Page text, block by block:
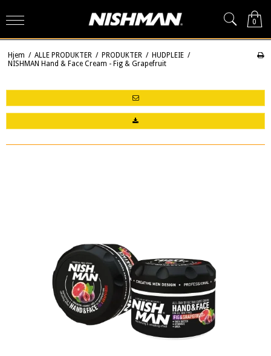
0
Hjem / ALLE PRODUKTER / PRODUKTER / HUDPLEIE /
NISHMAN Hand & Face Cream - Fig & Grapefruit